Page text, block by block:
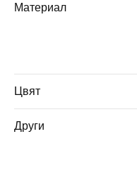
Материал
Цвят
Други